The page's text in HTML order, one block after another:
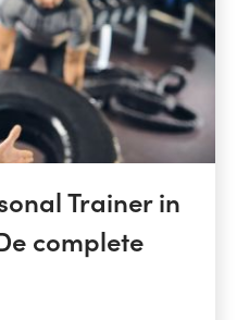
Trainer in
complete